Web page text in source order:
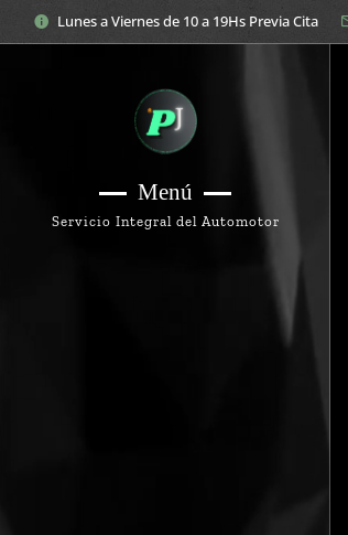
Lunes a Viernes de 10 a 19Hs Previa Cita
Menú
Servicio Integral del Automotor